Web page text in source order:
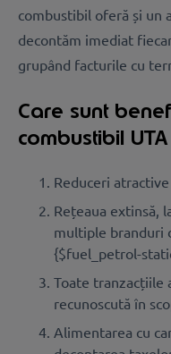
combustibil oferă și un
decontăm imediat
grupând facturile cu
Care sunt
combustibil
Reduceri
Rețeaua extinsă,
multiple branduri
{$fuel_petrol-
Toate tranzacțiile
recunoscută în
Alimentarea cu